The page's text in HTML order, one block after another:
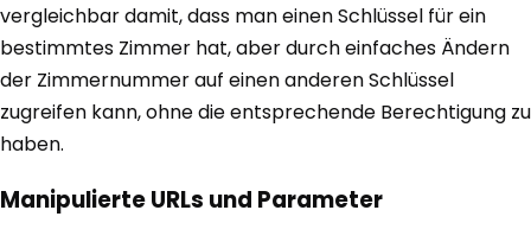
vergleichbar damit, dass man einen Schlüssel für ein
bestimmtes Zimmer hat, aber durch einfaches Ändern
der Zimmernummer auf einen anderen Schlüssel
zugreifen kann, ohne die entsprechende Berechtigung zu
haben.
Manipulierte URLs und Parameter